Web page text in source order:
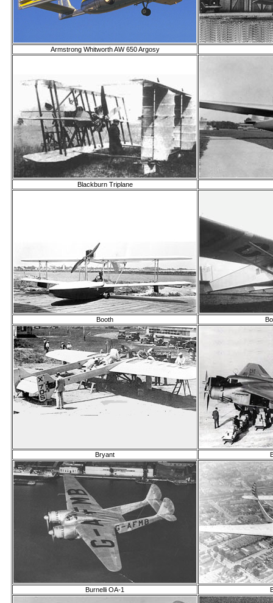
Armstrong Whitworth AW 650 Argosy
Blackburn Triplane
Booth
Bryant
Burnelli OA-1